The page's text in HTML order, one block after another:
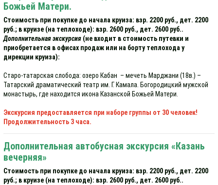
Божьей Матери.
Стоимость при покупке до начала круиза: взр. 2200 руб., дет. 2200
руб.; в круизе (на теплоходе): взр. 2600 руб., дет. 2600 руб..
Дополнительная экскурсия (не входит в стоимость путевки и
приобретается в офисах продаж или на борту теплохода у
дирекции круиза):
Старо-татарская слобода: озеро Кабан – мечеть Марджани (18в.) –
Татарский драматический театр им. Г. Камала. Богородицкий мужской
монастырь, где находится икона Казанской Божьей Матери.
Экскурсия предоставляется при наборе группы от 30 человек!
Продолжительность 3 часа.
Дополнительная автобусная экскурсия «Казань
вечерняя»
Стоимость при покупке до начала круиза: взр. 2200 руб., дет. 2200
руб.; в круизе (на теплоходе): взр. 2600 руб., дет. 2600 руб..